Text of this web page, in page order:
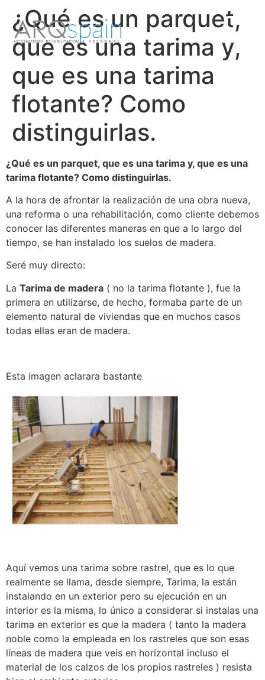
¿Qué es un parquet,
que es una tarima y,
que es una tarima
flotante? Como
distinguirlas.
¿Qué es un parquet, que es una tarima y, que es una
tarima flotante? Como distinguirlas.
A la hora de afrontar la realización de una obra nueva,
una reforma o una rehabilitación, como cliente debemos
conocer las diferentes maneras en que a lo largo del
tiempo, se han instalado los suelos de madera.
Seré muy directo:
La Tarima de madera ( no la tarima flotante ), fue la
primera en utilizarse, de hecho, formaba parte de un
elemento natural de viviendas que en muchos casos
todas ellas eran de madera.
Esta imagen aclarara bastante
Aquí vemos una tarima sobre rastrel, que es lo que
realmente se llama, desde siempre, Tarima, la están
instalando en un exterior pero su ejecución en un
interior es la misma, lo único a considerar si instalas una
tarima en exterior es que la madera ( tanto la madera
noble como la empleada en los rastreles que son esas
líneas de madera que veis en horizontal incluso el
material de los calzos de los propios rastreles ) resista